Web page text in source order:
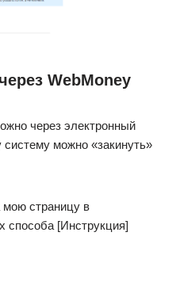
WebMoney
через электронный
можно «закинуть»
мою страницу в
способа [Инструкция]